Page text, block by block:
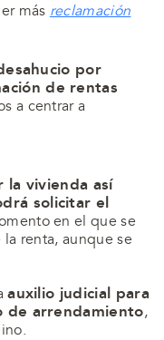
más reclamación
por
de rentas
a centrar a
la vivienda así
solicitar el
en el que se
renta, aunque se
auxilio judicial para
de arrendamiento,